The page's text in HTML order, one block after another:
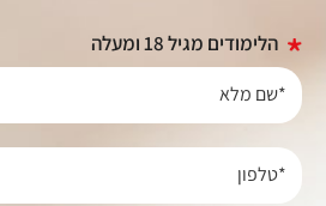
הלימודים מגיל 18 ומעלה
*שם מלא
*טלפון